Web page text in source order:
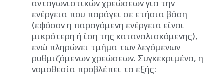
ανταγωνιστικών χρεώσεων για την
ενέργεια που παράγει σε ετήσια βάση
(εφόσον η παραγόμενη ενέργεια είναι
μικρότερη ή ίση της καταναλισκόμενης),
ενώ πληρώνει τμήμα των λεγόμενων
ρυθμιζόμενων χρεώσεων. Συγκεκριμένα, η
νομοθεσία προβλέπει τα εξής: